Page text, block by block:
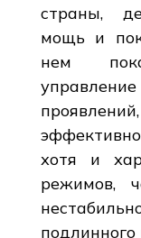
страны,
мощь и
нем
хотя и
режимов,
подлинного